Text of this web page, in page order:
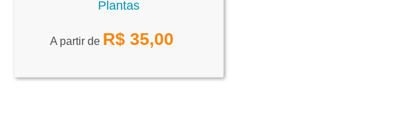
Plantas
A partir de R$ 35,00